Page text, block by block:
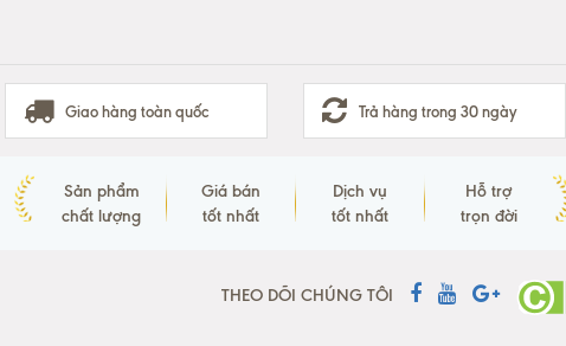
Giao hàng toàn quốc Trả hàng trong 30 ngày
Sản phẩm
chất lượng
Giá bán
tốt nhất
Dịch vụ
tốt nhất
Hỗ trợ
trọn đời
THEO DÕI CHÚNG TÔI